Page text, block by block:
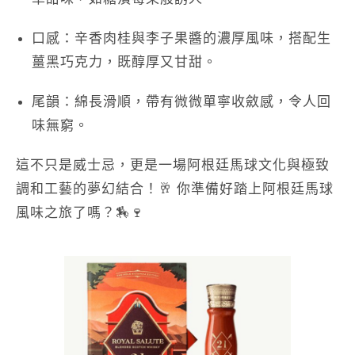
口感 ：辛香肉桂與李子果醬的濃厚風味，搭配生
薑黑巧克力，既醇厚又甘甜。
尾韻 ：綿長滑順，帶有微微單寧收斂感，令人回
味無窮。
這不只是威士忌，更是一場阿根廷馬球文化與極致
調和工藝的夢幻結合！🥂 你準備好踏上阿根廷馬球
風味之旅了嗎？🏇🍷